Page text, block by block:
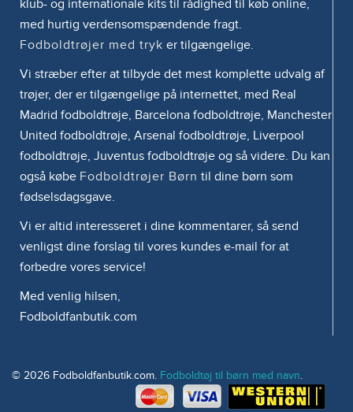
klub- og internationale kits til rådighed til køb online,
med hurtig verdensomspændende fragt.
Fodboldtrøjer med tryk er tilgængelige.
Vi stræber efter at tilbyde det mest komplette udvalg af
trøjer, der er tilgængelige på internettet, med Real
Madrid fodboldtrøje, Barcelona fodboldtrøje, Manchester
United fodboldtrøje, Arsenal fodboldtrøje, Liverpool
fodboldtrøje, Juventus fodboldtrøje og så videre. Du kan
også købe Fodboldtrøjer Børn til dine børn som
fødselsdagsgave.
Vi er altid interesseret i dine kommentarer, så send
venligst dine forslag til vores kundes e-mail for at
forbedre vores service!
Med venlig hilsen,
Fodboldfanbutik.com
© 2026 Fodboldfanbutik.com. Fodboldtøj til børn med navn.